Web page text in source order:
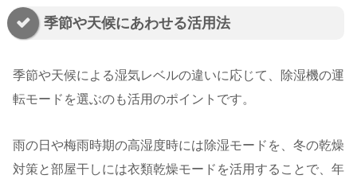
季節や天候にあわせる活用法
季節や天候による湿気レベルの違いに応じて、除湿機の運
転モードを選ぶのも活用のポイントです。
雨の日や梅雨時期の高湿度時には除湿モードを、冬の乾燥
対策と部屋干しには衣類乾燥モードを活用することで、年